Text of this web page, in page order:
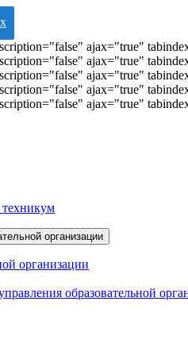
ajax="true"
ajax="true"
ajax="true"
ajax="true"
ajax="true"
организации
организации
образовательной